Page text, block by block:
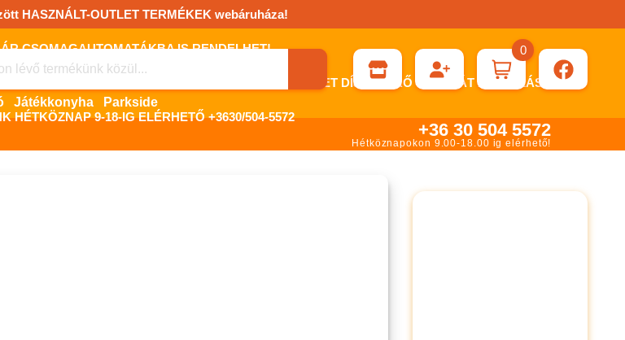
HASZNÁLT-OUTLET TERMÉKEK webáruháza!
CSOMAGAUTOMATÁKBA IS RENDELHET!
LEHETSÉGES, SZÜKSÉG ESETÉN KÉRHET DÍJBEKÉRŐ SZÁMLÁT ÁTUTALÁSHOZ.
HÉTKÖZNAP 9-18-IG ELÉRHETŐ +3630/504-5572
Játékkonyha Parkside
0
+36 30 504 5572
Hétköznapokon 9.00-18.00 ig elérhető!